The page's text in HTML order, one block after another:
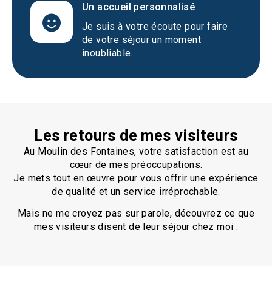
Un accueil personnalisé
Je suis à votre écoute pour faire
de votre séjour un moment
inoubliable.
Les retours de mes visiteurs
Au Moulin des Fontaines, votre satisfaction est au
cœur de mes préoccupations.
Je mets tout en œuvre pour vous offrir une expérience
de qualité et un service irréprochable.
Mais ne me croyez pas sur parole, découvrez ce que
mes visiteurs disent de leur séjour chez moi :